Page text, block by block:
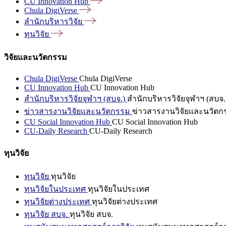
Chula DigiVerse
สำนักบริหารวิจัย
ทุนวิจัย
วิจัยและนวัตกรรม
Chula DigiVerse Chula DigiVerse
CU Innovation Hub CU Innovation Hub
สำนักบริหารวิจัยจุฬาฯ (สบจ.) สำนักบริหารวิจัยจุฬาฯ (สบจ
ข่าวสารงานวิจัยและนวัตกรรม ข่าวสารงานวิจัยและนวัตก
CU Social Innovation Hub CU Social Innovation Hub
CU-Daily Research CU-Daily Research
ทุนวิจัย
ทุนวิจัย ทุนวิจัย
ทุนวิจัยในประเทศ ทุนวิจัยในประเทศ
ทุนวิจัยต่างประเทศ ทุนวิจัยต่างประเทศ
ทุนวิจัย สบจ. ทุนวิจัย สบจ.